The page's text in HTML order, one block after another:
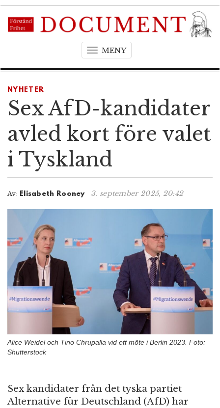
MENYT
g
e
a
t
NYHETER
Sex AfD-kandidater
avled kort före valet
i Tyskland
Av: Elisabeth Rooney 3. september 2025, 20:42
Alice Weidel och Tino Chrupalla vid ett möte i Berlin 2023. Foto:
Shutterstock
Sex kandidater från det tyska partiet
Alternative für Deutschland (AfD) har